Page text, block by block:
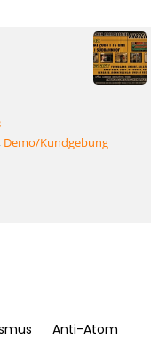
Demo/Kundgebung
Anti-Atom